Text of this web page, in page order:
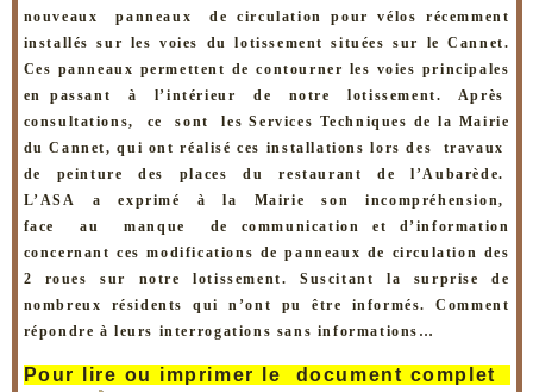
nouveaux panneaux decirculation pour vélos récemment
installés sur les voies du lotissement situéessur le Cannet.
Ces panneaux permettent de contourner les voies principales
en passant à l’intérieur de notre lotissement. Après
consultations, ce sont lesServices Techniques de la Mairie
du Cannet, qui ont réalisé ces installations lorsdes travaux
de peinture des places du restaurant de l’Aubarède.
L’ASA a exprimé à la Mairie son incompréhension,
face au manque de communication et d’information
concernant ces modifications de panneaux de circulation des
2 roues sur notre lotissement. Suscitant la surprise de
nombreux résidents qui n’ont pu être informés. Comment
répondre à leurs interrogations sans informations…
Pour lire ou imprimer le document complet